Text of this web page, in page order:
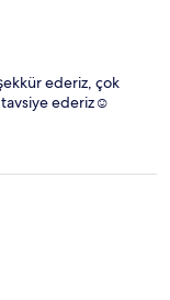
ederiz, çok
tavsiye ederiz☺